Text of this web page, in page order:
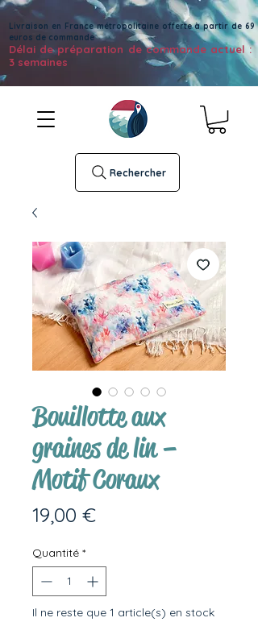
Livraison en France métropolitaine offerte à partir de 69
euros de commande
Délai de préparation de commande actuel :
3 semaines
Rechercher
Bouillotte aux
graines de lin –
Motif Coraux
19,00 €Prix
Quantité *
Il ne reste que 1 article(s) en stock